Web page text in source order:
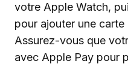
votre Apple Watch,
pour ajouter une
Assurez-vous que
avec Apple Pay pour